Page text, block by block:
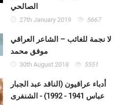
الصالحي
27th January 2019 5667
لا نجمة للغائب – الشاعر العراقي
موفق محمد
30th August 2018 5551
أدباء عراقيون (الناقد عبد الجبار
عباس 1941 - 1992) - الشنفرى